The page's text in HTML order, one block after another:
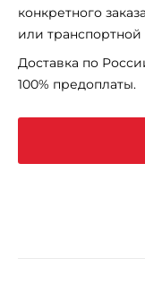
конкретного
или
Доставка по
100% предоплаты.